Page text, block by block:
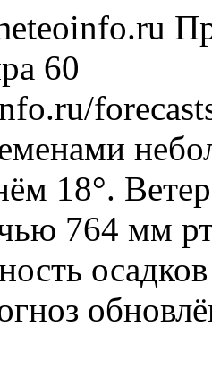
60
18°.
764 мм